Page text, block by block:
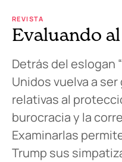
REVISTA
Evaluando
Detrás del eslogan
Unidos vuelva a ser
relativas al
burocracia y la
Examinarlas
Trump sus